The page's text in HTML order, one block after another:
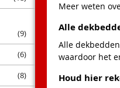
(9)
(6)
(8)
Meer weten
Alle
Alle
waardoor het
Houd hier